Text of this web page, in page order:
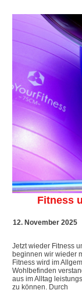
Fitness
12. November 2025
Jetzt wieder Fitness
beginnen wir wieder
Fitness wird im
Wohlbefinden
aus im Alltag
zu können. Durch